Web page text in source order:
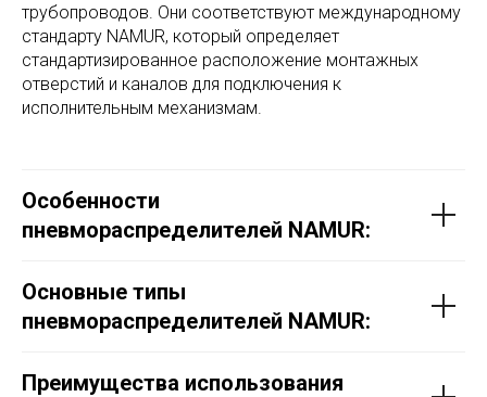
трубопроводов. Они соответствуют международному
стандарту NAMUR, который определяет
стандартизированное расположение монтажных
отверстий и каналов для подключения к
исполнительным механизмам.
Особенности
пневмораспределителей NAMUR:
Основные типы
пневмораспределителей NAMUR:
Преимущества использования